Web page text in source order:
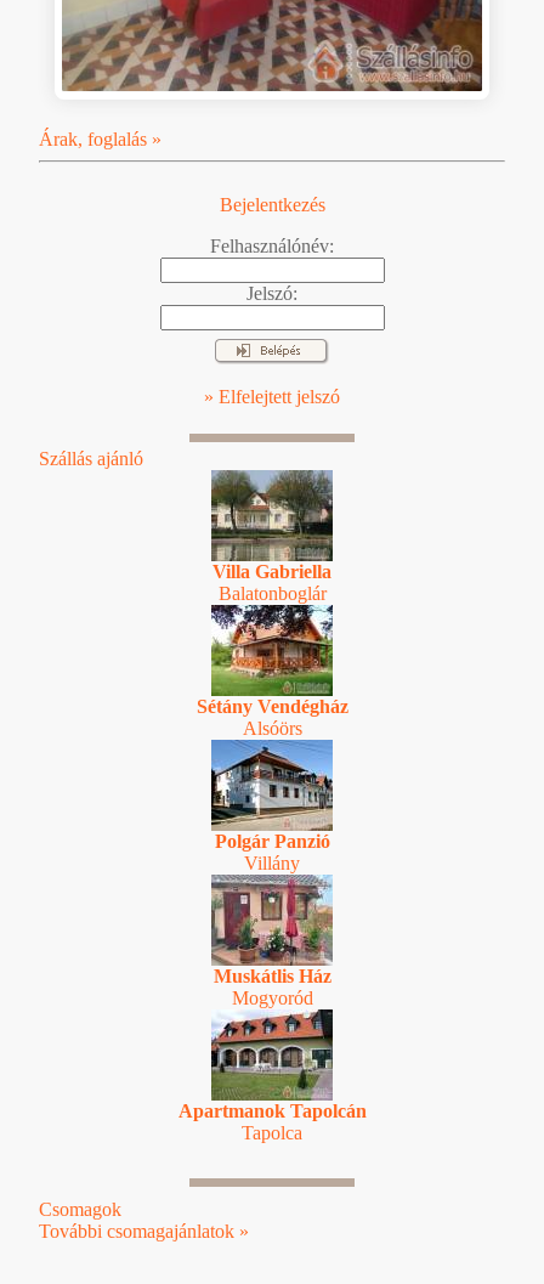
Árak, foglalás »
Bejelentkezés
Felhasználónév:
Jelszó:
» Elfelejtett jelszó
Szállás ajánló
Villa Gabriella
Balatonboglár
Sétány Vendégház
Alsóörs
Polgár Panzió
Villány
Muskátlis Ház
Mogyoród
Apartmanok Tapolcán
Tapolca
Csomagok
További csomagajánlatok »